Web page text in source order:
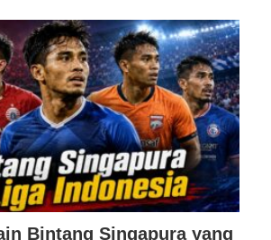
Bintang Singapura yang